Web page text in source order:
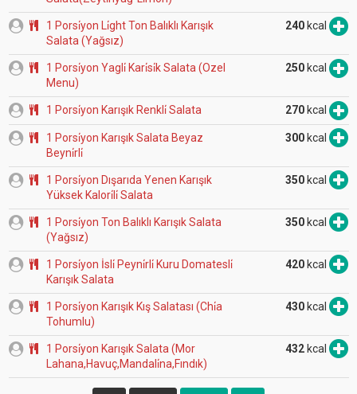
1 Porsi̇yon Li̇ght Ton Balıklı Karışık
Salata (Yağsız)
240 kcal
1 Porsi̇yon Yagli̇ Kari̇si̇k Salata (Ozel
Menu)
250 kcal
1 Porsi̇yon Karışık Renkli̇ Salata 270 kcal
1 Porsi̇yon Karışık Salata Beyaz
Beyni̇rli̇
300kcal
1 Porsi̇yon Dışarıda Yenen Karışık
Yüksek Kalori̇li̇ Salata
350kcal
1 Porsi̇yon Ton Balıklı Karışık Salata
(Yağsız)
350kcal
1 Porsi̇yon İsli̇ Peyni̇rli̇ Kuru Domatesli̇
Karışık Salata
420kcal
1 Porsi̇yon Karışık Kış Salatası (Chi̇a
Tohumlu)
430kcal
1 Porsi̇yon Karışık Salata (Mor
Lahana,Havuç,Mandali̇na,Fındık)
432kcal